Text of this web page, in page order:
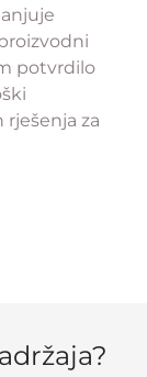
potvrdilo
za